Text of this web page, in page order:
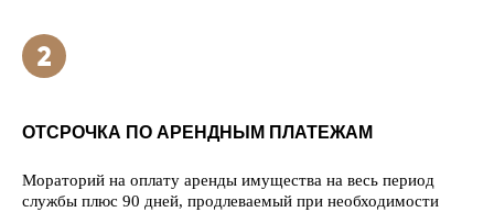
ОТСРОЧКА ПО АРЕНДНЫМ ПЛАТЕЖАМ
Мораторий на оплату аренды имущества на весь период
службы плюс 90 дней, продлеваемый при необходимости